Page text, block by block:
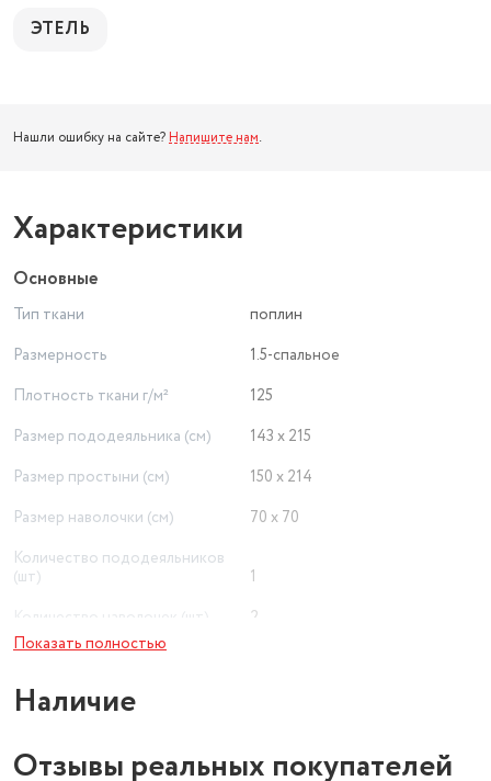
ЭТЕЛЬ
Нашли ошибку на сайте? Напишите нам.
Характеристики
Основные
Тип ткани
поплин
Размерность
1.5-спальное
Плотность ткани г/м²
125
Размер пододеяльника (см)
143 х 215
Размер простыни (см)
150 х 214
Размер наволочки (см)
70 х 70
Количество пододеяльников
(шт)
1
2
Показать полностью
Наличие
Отзывы реальных покупателей